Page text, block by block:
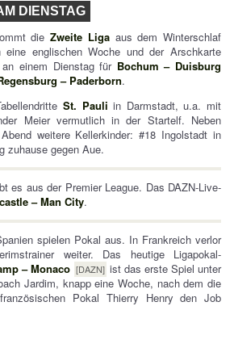
DIENSTAG
die Zweite Ligaaus dem Winterschlaf
englischen Woche und der Arschkarte
einem Dienstag für Bochum – Duisburg
– Paderborn.
St. Pauli in Darmstadt, u.a. mit
Meier vermutlich in der Startelf. Neben
weitere Kellerkinder: #18 Ingolstadt in
zuhause gegen Aue.
es aus der Premier League. Das DAZN-Live-
– Man City.
spielen Pokal aus. In Frankreich verlor
weiter. Das heutige Ligapokal-
– Monaco [DAZN] ist das erste Spiel unter
Jardim, knapp eine Woche, nach dem die
Pokal Thierry Henry den Job